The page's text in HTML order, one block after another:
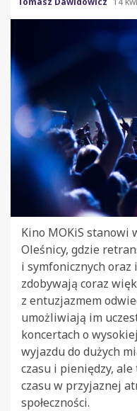
Kino MOKiS stanowi
Oleśnicy, gdzie
i symfonicznych oraz
zdobywają coraz
z entuzjazmem
umożliwiają im
koncertach o
wyjazdu do dużych
czasu i pieniędzy,
czasu w przyjaznej
społeczności.